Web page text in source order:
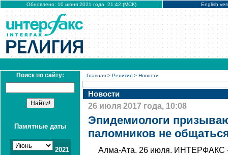
Обновлено: 10 июня 2021 года, 21:42 (МСК) English
Поиск по сайту:
Памятные даты
2021
Главная > Религия > Новости
Новости
26 июля 2017 года, 10:08
Эпидемиологи
паломников не
Алма-Ата. 26 июля. ИНТЕРФАКС -